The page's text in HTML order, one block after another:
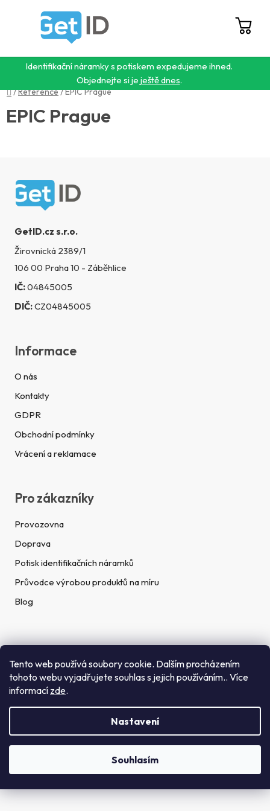
Tento web používá soubory cookie. Dalším procházením
tohoto webu vyjadřujete souhlas s jejich používáním.. Více
informací zde.
Nastavení
Souhlasím
Identifikační náramky s potiskem expedujeme ihned.
Objednejte si je ještě dnes.
Hledat
Domů
/Reference/EPIC Prague
EPIC Prague
Zápatí
GetID.cz s.r.o.
Žirovnická 2389/1
106 00 Praha 10 - Záběhlice
IČ:04845005
DIČ:CZ04845005
Informace
O nás
Kontakty
GDPR
Obchodní podmínky
Vrácení a reklamace
Pro zákazníky
Provozovna
Doprava
Potisk identifikačních náramků
Průvodce výrobou produktů na míru
Blog
Rychlé kontakty
Telefon:
(+420) 272 702 212
info@getid.cz